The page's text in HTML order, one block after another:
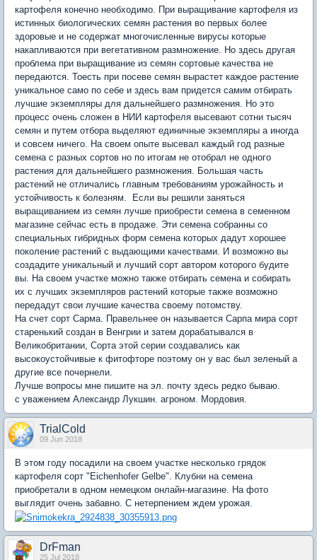
картофеля конечно необходимо. При выращивание картофеля из
истинных биологических семян растения во первых более
здоровые и не содержат многочисленные вирусы которые
накапливаются при вегетативном размножение. Но здесь другая
проблема при выращивание из семян сортовые качества не
передаются. Тоесть при посеве семян вырастет каждое растение
уникальное само по себе и здесь вам придется самим отбирать
лучшие экземпляры для дальнейшего размножения. Но это
процесс очень сложен в НИИ картофеля высевают сотни тысяч
семян и путем отбора выделяют единичные экземпляры а иногда
и совсем ничего. На своем опыте высевал каждый год разные
семена с разных сортов но по итогам не отобрал не одного
растения для дальнейшего размножения. Большая часть
растений не отличались главным требованиям урожайность и
устойчивость к болезням. Если вы решили заняться
выращиванием из семян лучше приобрести семена в семенном
магазине сейчас есть в продаже. Эти семена собранны со
специальных гибридных форм семена которых дадут хорошее
поколение растений с выдающими качествами. И возможно вы
создадите уникальный и лучший сорт автором которого будите
вы. На своем участке можно также отбирать семена и собирать
их с лучших экземпляров растений которые также возможно
передадут свои лучшие качества своему потомству.
На счет сорт Сарма. Правельнее он называется Сарпа мира сорт
старенький создан в Венгрии и затем дорабатывался в
Великобритании, Сорта этой серии создавались как
высокоустойчивые к фитофторе поэтому он у вас был зеленый а
другие все почернели.
Лучше вопросы мне пишите на эл. почту здесь редко бываю.
с уважением Александр Лукшин. агроном. Мордовия.
TrialCold
09 Jun 2018
В этом году посадили на своем участке несколько грядок
картофеля сорт "Eichenhofer Gelbe". Клубни на семена
приобретали в одном немецком онлайн-магазине. На фото
выглядит очень забавно. С нетерпением ждем урожая.
DrFman
25 Jul 2018